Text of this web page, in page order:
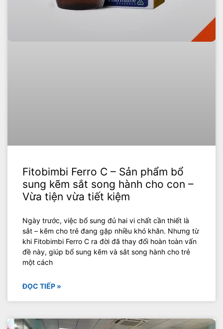
Fitobimbi Ferro C – Sản phẩm bổ
sung kẽm sắt song hành cho con –
Vừa tiện vừa tiết kiệm
Ngày trước, việc bổ sung đủ hai vi chất cần thiết là
sắt – kẽm cho trẻ đang gặp nhiều khó khăn. Nhưng từ
khi Fitobimbi Ferro C ra đời đã thay đổi hoàn toàn vấn
đề này, giúp bổ sung kẽm và sắt song hành cho trẻ
một cách
ĐỌC TIẾP »